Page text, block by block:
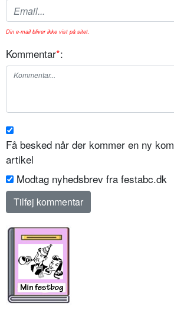
Din e-mail bliver ikke vist på sitet.
Kommentar*:
Få besked når der kommer en ny
artikel
Modtag nyhedsbrev fra festabc.dk